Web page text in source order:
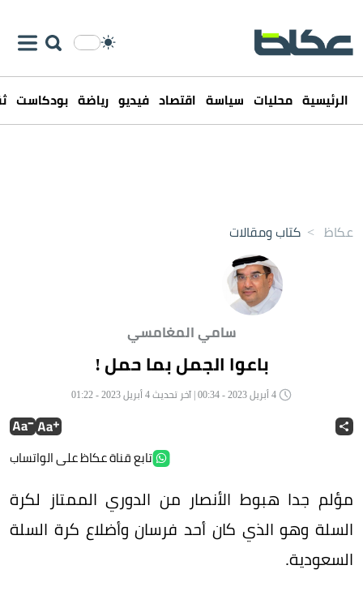
الرئيسية محليات سياسة اقتصاد فيديو رياضة بودكاست
عكاظ > كتاب ومقالات
سامي المغامسي
باعوا الجمل بما حمل !
تابع قناة عكاظ على الواتساب
مؤلم جدا هبوط الأنصار من الدوري الممتاز لكرة
السلة وهو الذي كان أحد فرسان وأضلاع كرة السلة
السعودية.